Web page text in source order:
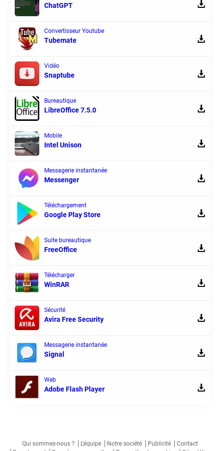
ChatGPT
Convertisseur Youtube
Tubemate
Vidéo
Snaptube
Bureautique
LibreOffice 7.5.0
Mobile
Intel Unison
Messagerie instantanée
Messenger
Téléchargement
Google Play Store
Suite bureautique
FreeOffice
Télécharger
WinRAR
Sécurité
Avira Free Security
Messagerie instantanée
Signal
Web
Adobe Flash Player
Qui sommes-nous ? L'équipe Notre société Publicité
Contact